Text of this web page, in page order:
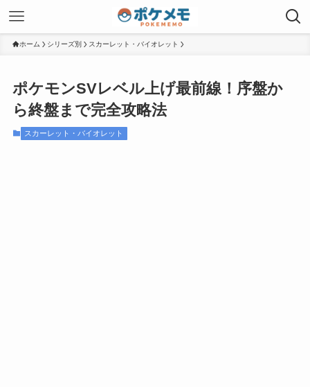
ホーム シリーズ別 スカーレット・バイオレット
ポケモンSVレベル上げ最前線！序盤か
ら終盤まで完全攻略法
スカーレット・バイオレット